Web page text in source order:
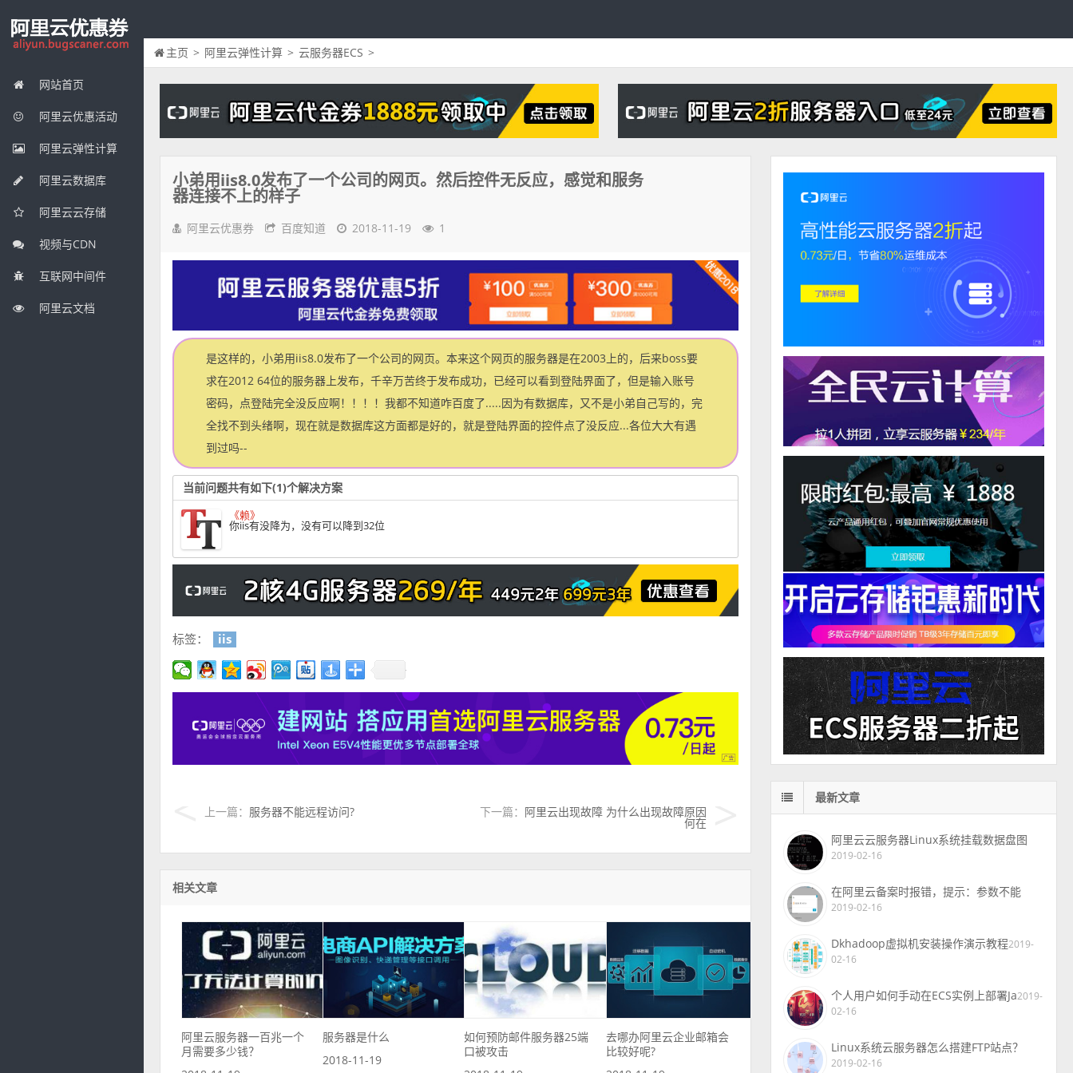
网站首页
阿里云优惠活动
阿里云弹性计算
阿里云数据库
阿里云云存储
视频与CDN
互联网中间件
阿里云文档
主页 > 阿里云弹性计算 > 云服务器ECS >
小弟用iis8.0发布了一个公司的网页。然后控件无反应，感觉和服务
器连接不上的样子
阿里云优惠券 百度知道 2018-11-19 1
是这样的，小弟用iis8.0发布了一个公司的网页。本来这个网页的服务器是在2003上的，后来boss要
求在2012 64位的服务器上发布，千辛万苦终于发布成功，已经可以看到登陆界面了，但是输入账号
密码，点登陆完全没反应啊！！！！我都不知道咋百度了.....因为有数据库，又不是小弟自己写的，完
全找不到头绪啊，现在就是数据库这方面都是好的，就是登陆界面的控件点了没反应...各位大大有遇
到过吗--
当前问题共有如下(1)个解决方案
《赖》
你iis有没降为，没有可以降到32位
标签： iis
上一篇： 服务器不能远程访问? 下一篇： 阿里云出现故障 为什么出现故障原因
何在
相关文章
阿里云服务器一百兆一个
月需要多少钱？
服务器是什么
2018-11-19
如何预防邮件服务器25端
口被攻击
去哪办阿里云企业邮箱会
比较好呢?
最新文章
阿里云云服务器Linux系统挂载数据盘图
2019-02-16
在阿里云备案时报错，提示：参数不能
2019-02-16
Dkhadoop虚拟机安装操作演示教程2019-
02-16
个人用户如何手动在ECS实例上部署Ja2019-
02-16
Linux系统云服务器怎么搭建FTP站点？
2019-02-16